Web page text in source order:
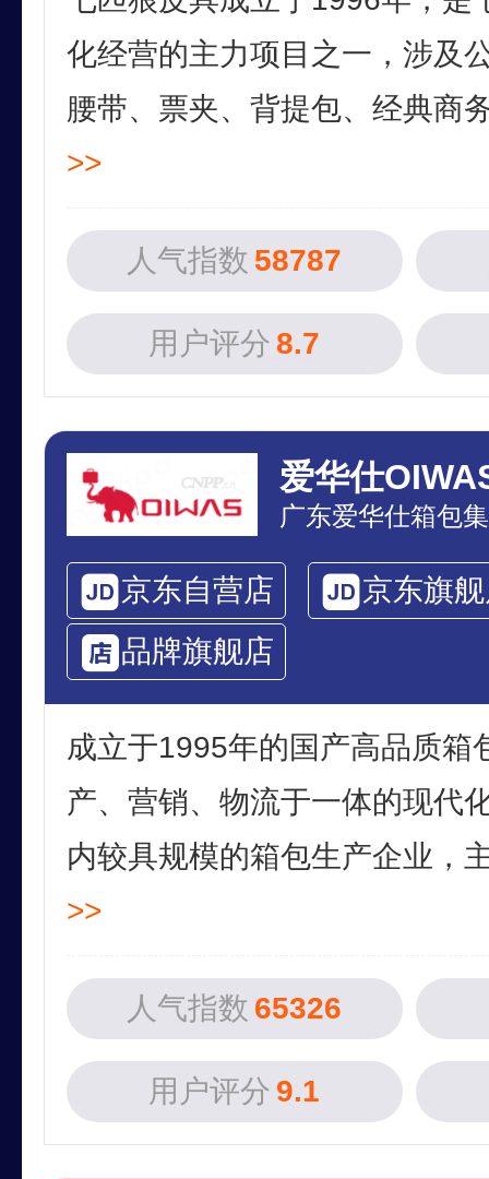
化经营的主力项目之一，涉及
腰带、票夹、背提包、经典商
>>
人气指数 58787
用户评分 8.7
爱华仕
广东爱华仕箱包
京东自营店
京东旗
品牌旗舰店
成立于1995年的国产高品质箱
产、营销、物流于一体的现代
内较具规模的箱包生产企业，
>>
人气指数 65326
用户评分 9.1